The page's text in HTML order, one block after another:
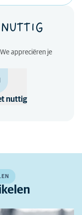
appreciëren je
nuttig